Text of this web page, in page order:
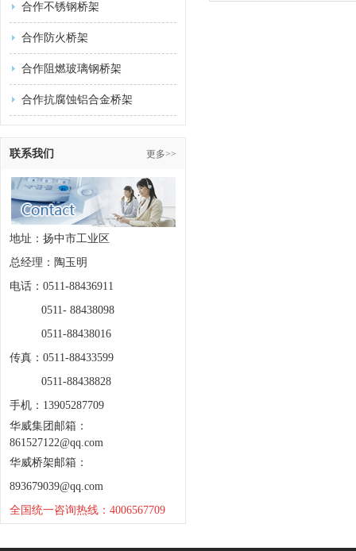
合作不锈钢桥架
合作防火桥架
合作阻燃玻璃钢桥架
合作抗腐蚀铝合金桥架
联系我们 更多>>
地址：扬中市工业区
总经理：陶玉明
电话：0511-88436911
0511- 88438098
0511-88438016
传真：0511-88433599
0511-88438828
手机：13905287709
华威集团邮箱：
861527122@qq.com
华威桥架邮箱：
893679039@qq.com
全国统一咨询热线：4006567709